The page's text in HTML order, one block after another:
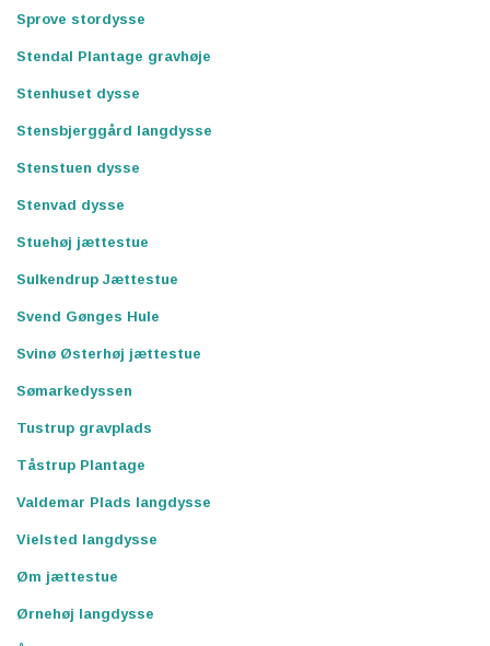
Sprove stordysse
Stendal Plantage gravhøje
Stenhuset dysse
Stensbjerggård langdysse
Stenstuen dysse
Stenvad dysse
Stuehøj jættestue
Sulkendrup Jættestue
Svend Gønges Hule
Svinø Østerhøj jættestue
Sømarkedyssen
Tustrup gravplads
Tåstrup Plantage
Valdemar Plads langdysse
Vielsted langdysse
Øm jættestue
Ørnehøj langdysse